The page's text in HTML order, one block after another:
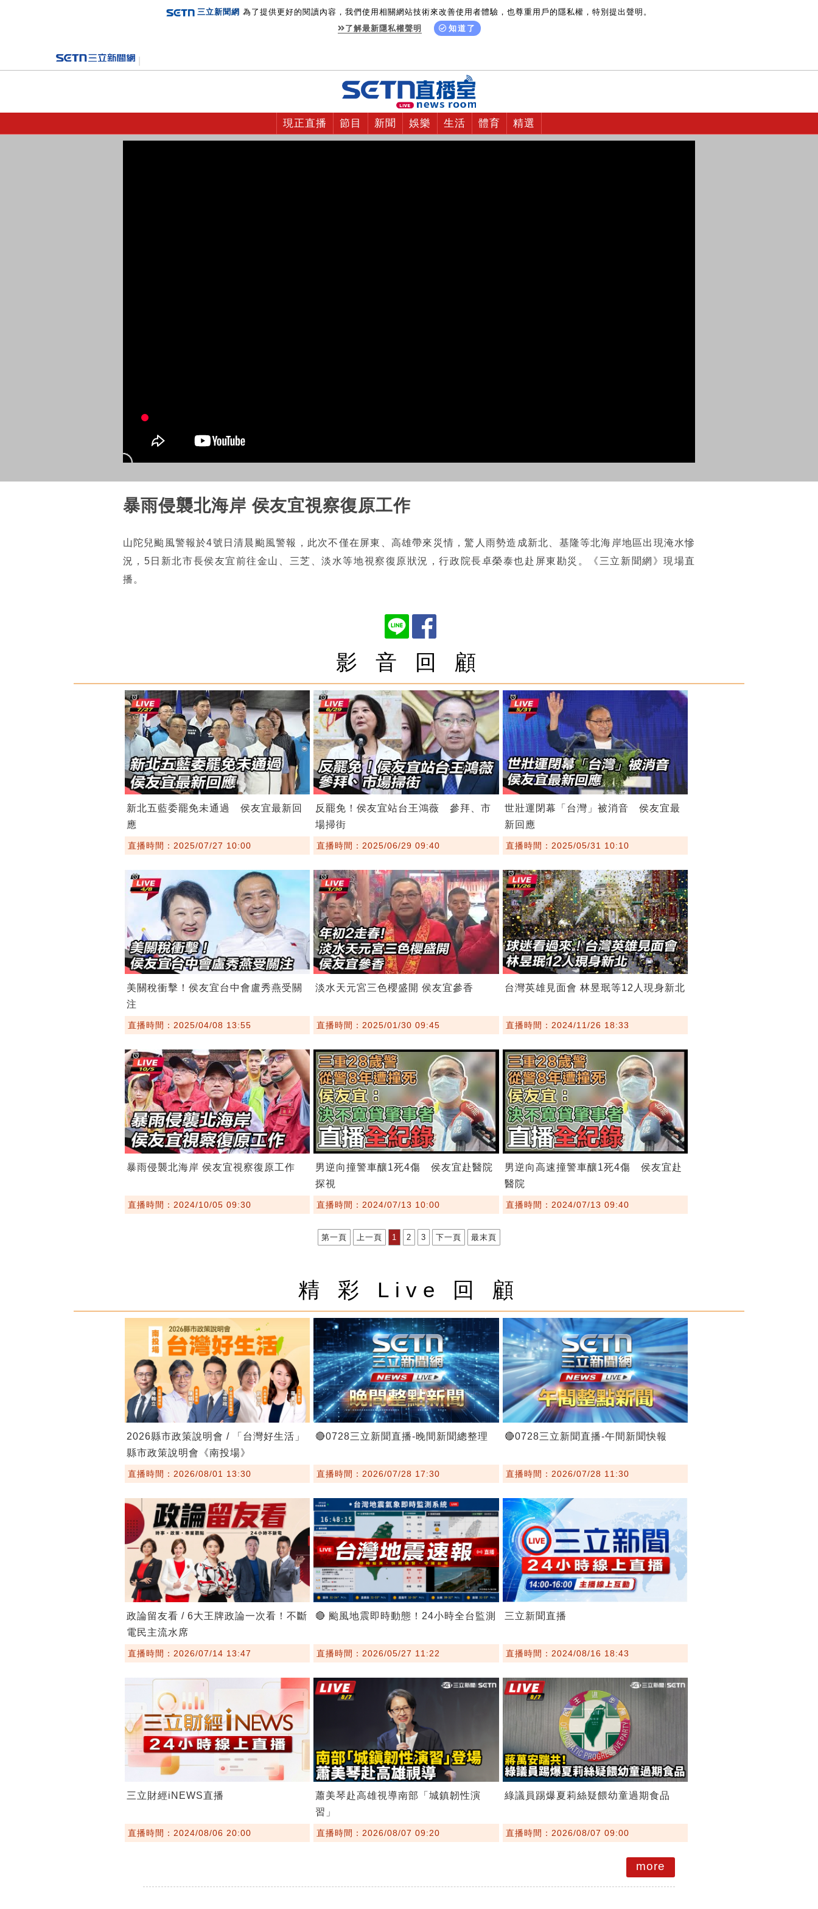
三立新聞網 為了提供更好的閱讀內容，我們使用相關網站技術來改善使用者體驗，也尊重用戶的隱私權，特別提出聲明。
了解最新隱私權聲明
知道了
現正直播 節目 新聞 娛樂 生活 體育 精選
暴雨侵襲北海岸 侯友宜視察復原工作
山陀兒颱風警報於4號日清晨颱風警報，此次不僅在屏東、高雄帶來災情，驚人雨勢造成新北、基隆等北海岸地區出現淹水慘
況，5日新北市長侯友宜前往金山、三芝、淡水等地視察復原狀況，行政院長卓榮泰也赴屏東勘災。《三立新聞網》現場直
播。
影 音 回 顧
新北五藍委罷免未通過 侯友宜最新回
應
直播時間：2025/07/27 10:00
反罷免！侯友宜站台王鴻薇 參拜、市
場掃街
直播時間：2025/06/29 09:40
世壯運閉幕「台灣」被消音 侯友宜最
新回應
直播時間：2025/05/31 10:10
美關稅衝擊！侯友宜台中會盧秀燕受關
注
直播時間：2025/04/08 13:55
淡水天元宮三色櫻盛開 侯友宜參香
直播時間：2025/01/30 09:45
台灣英雄見面會 林昱珉等12人現身新北
直播時間：2024/11/26 18:33
暴雨侵襲北海岸 侯友宜視察復原工作
直播時間：2024/10/05 09:30
男逆向撞警車釀1死4傷 侯友宜赴醫院
探視
直播時間：2024/07/13 10:00
男逆向高速撞警車釀1死4傷 侯友宜赴
醫院
直播時間：2024/07/13 09:40
第一頁 上一頁 1 2 3 下一頁 最末頁
精 彩 Live 回 顧
2026縣市政策說明會 / 「台灣好生活」
縣市政策說明會《南投場》
直播時間：2026/08/01 13:30
🔴0728三立新聞直播-晚間新聞總整理
直播時間：2026/07/28 17:30
🔴0728三立新聞直播-午間新聞快報
直播時間：2026/07/28 11:30
政論留友看 / 6大王牌政論一次看！不斷
電民主流水席
直播時間：2026/07/14 13:47
🔴 颱風地震即時動態！24小時全台監測
直播時間：2026/05/27 11:22
三立新聞直播
直播時間：2024/08/16 18:43
三立財經iNEWS直播
直播時間：2024/08/06 20:00
蕭美琴赴高雄視導南部「城鎮韌性演
習」
直播時間：2026/08/07 09:20
綠議員踢爆夏莉絲疑餵幼童過期食品
直播時間：2026/08/07 09:00
more